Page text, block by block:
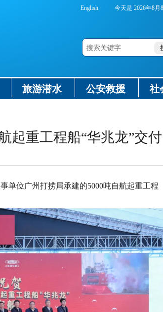
English 今天是 2026年8月
旅游潜水 公安救援 社
起重工程船“华兆龙”交付
单位广州打捞局承建的5000吨自航起重工程